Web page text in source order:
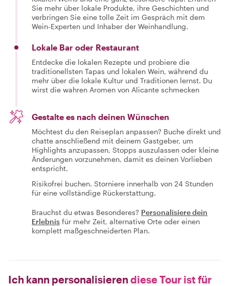
Sie mehr über lokale Produkte, ihre Geschichten und
verbringen Sie eine tolle Zeit im Gespräch mit dem
Wein-Experten und Inhaber der Weinhandlung.
Lokale Bar oder Restaurant
Entdecke die lokalen Rezepte und probiere die
traditionellsten Tapas und lokalen Wein, während du
mehr über die lokale Kultur und Traditionen lernst. Du
wirst die wahren Aromen von Alicante schmecken
Gestalte es nach deinen Wünschen
Möchtest du den Reiseplan anpassen? Buche direkt und
chatte anschließend mit deinem Gastgeber, um
Highlights anzupassen, Stopps auszulassen oder kleine
Änderungen vorzunehmen, damit es deinen Vorlieben
entspricht.
Risikofrei buchen. Storniere innerhalb von 24 Stunden
für eine vollständige Rückerstattung.
Brauchst du etwas Besonderes? Personalisiere dein
Erlebnis für mehr Zeit, alternative Orte oder einen
komplett maßgeschneiderten Plan.
Ich kann personalisieren diese Tour ist für